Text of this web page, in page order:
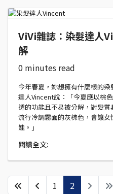
ViVi雜誌：染髮達人
解
0 minutes read
今年春夏，妳想擁有什麼樣的
達人Vincent說：「今夏應以棕
透的功能且不易被分解，對髮
流行冷調霧面的灰棕色，會讓
娃。」
閱讀全文:
1 2